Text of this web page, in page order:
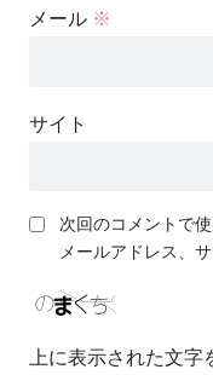
メール ※
サイト
次回のコメントで
メールアドレス、
上に表示された文字